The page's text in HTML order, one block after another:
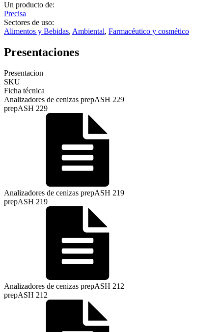
Un producto de:
Precisa
Sectores de uso:
Alimentos y Bebidas, Ambiental, Farmacéutico y cosmético
Presentaciones
Presentacion
SKU
Ficha técnica
Analizadores de cenizas prepASH 229
prepASH 229
Analizadores de cenizas prepASH 219
prepASH 219
Analizadores de cenizas prepASH 212
prepASH 212